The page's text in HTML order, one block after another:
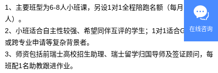
1、主要班型为6-8人小班课，另设1对1全程陪跑名额（每月限10
人）。
2、小班适合自主性较强、希望同伴互评的学生；1对1适合GPA偏低
或跨专业申请等复杂背景者。
3、师资包括前瑞士高校招生助理、 瑞士留学归国导师及签证顾问，每
班配1名助教跟进作业。
在线咨询